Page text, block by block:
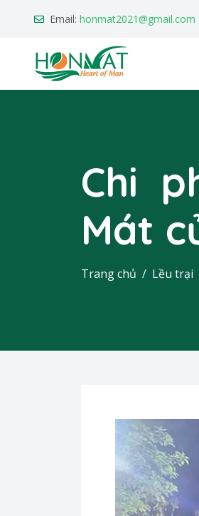
Email: honmat2021@gmail.com
Chi
Mát
Trang chủ Lều trại